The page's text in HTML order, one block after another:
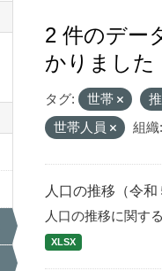
2 件のデー
かりました
タグ: 世帯
世帯人員
組織:
人口の推移（令和
人口の推移に関す
XLSX